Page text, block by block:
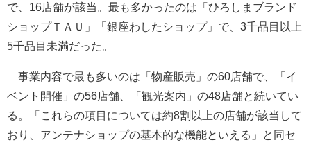
で、16店舗が該当。最も多かったのは「ひろしまブランド
ショップＴＡＵ」「銀座わしたショップ」で、3千品目以上
5千品目未満だった。
事業内容で最も多いのは「物産販売」の60店舗で、「イ
ベント開催」の56店舗、「観光案内」の48店舗と続いてい
る。「これらの項目については約8割以上の店舗が該当して
おり、アンテナショップの基本的な機能といえる」と同セ